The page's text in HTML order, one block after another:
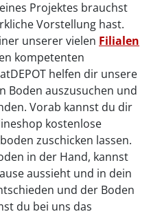
Projektes brauchst
Vorstellung hast.
unserer vielen Filialen
kompetenten
helfen dir unsere
Boden auszusuchen und
Vorab kannst du dir
kostenlose
zuschicken lassen.
in der Hand, kannst
aussieht und in dein
und der Boden
du bei uns das